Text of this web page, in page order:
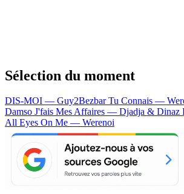
Sélection du moment
DIS-MOI — Guy2BezbarTu Connais —
Damso J'fais Mes Affaires — Djadja & Dinaz
All Eyes On Me — Werenoi